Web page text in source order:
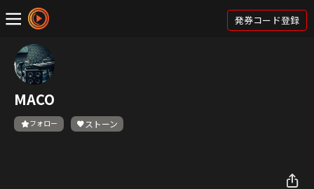
発券コード登録
MACO
フォロー ストーン